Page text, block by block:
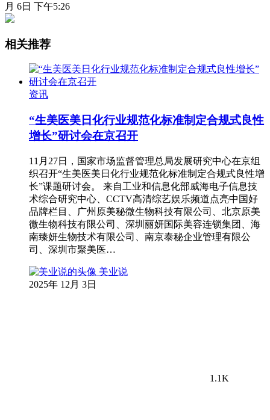
月 6日 下午5:26
相关推荐
资讯
“生美医美日化行业规范化标准制定合规式良性
增长”研讨会在京召开
11月27日，国家市场监督管理总局发展研究中心在京组
织召开“生美医美日化行业规范化标准制定合规式良性增
长”课题研讨会。 来自工业和信息化部威海电子信息技
术综合研究中心、CCTV高清综艺娱乐频道点亮中国好
品牌栏目、广州原美秘微生物科技有限公司、北京原美
微生物科技有限公司、深圳丽妍国际美容连锁集团、海
南臻妍生物技术有限公司、南京泰秘企业管理有限公
司、深圳市聚美医…
美业说
2025年 12月 3日
1.1K